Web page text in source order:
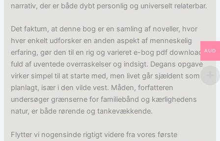
narrativ, der er både dybt personlig og universelt relaterbar.
Det faktum, at denne bog er en samling af noveller, hvor
hver enkelt udforsker en anden aspekt af menneskelig
erfaring, gør den til en rig og varieret e-bog pdf download
fuld af uventede overraskelser og indsigt. Degans opgave
virker simpel til at starte med, men livet går sjældent som
planlagt, især i den vilde vest. Måden, forfatteren
undersøger grænserne for familiebånd og kærlighedens
natur, er både rørende og tankevækkende.
Flytter vi nogensinde rigtigt videre fra vores første
AUD